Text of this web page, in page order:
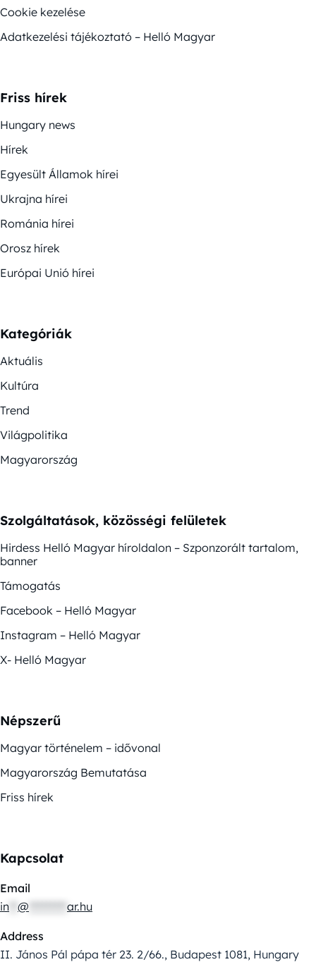
Cookie kezelése
Adatkezelési tájékoztató – Helló Magyar
Friss hírek
Hungary news
Hírek
Egyesült Államok hírei
Ukrajna hírei
Románia hírei
Orosz hírek
Európai Unió hírei
Kategóriák
Aktuális
Kultúra
Trend
Világpolitika
Magyarország
Szolgáltatások, közösségi felületek
Hirdess Helló Magyar híroldalon – Szponzorált tartalom,
banner
Támogatás
Facebook – Helló Magyar
Instagram – Helló Magyar
X- Helló Magyar
Népszerű
Magyar történelem – idővonal
Magyarország Bemutatása
Friss hírek
Kapcsolat
Email
in @ ar.hu
Address
II. János Pál pápa tér 23. 2/66., Budapest 1081, Hungary